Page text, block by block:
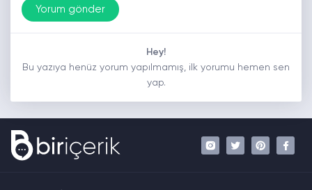
Hey!
Bu yazıya henüz yorum yapılmamış, ilk yorumu hemen sen
yap.